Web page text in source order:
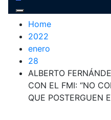
Home
2022
enero
28
ALBERTO
CON EL FMI: “NO
QUE POSTERGUEN